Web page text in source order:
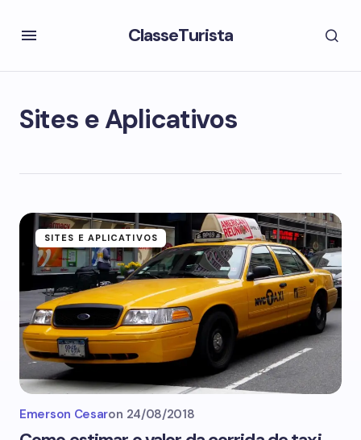
ClasseTurista
Sites e Aplicativos
SITES E APLICATIVOS
Emerson Cesaron 24/08/2018